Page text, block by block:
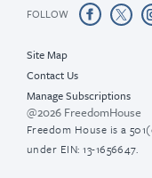
FOLLOW
Site Map
Contact Us
Manage Subscriptions
@2026 FreedomHouse
Freedom House is a
under EIN: 13-1656647.